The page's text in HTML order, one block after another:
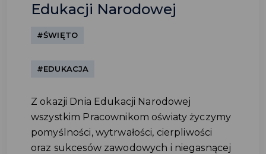
Edukacji Narodowej
#ŚWIĘTO
#EDUKACJA
Z okazji Dnia Edukacji Narodowej
wszystkim Pracownikom oświaty życzymy
pomyślności, wytrwałości, cierpliwości
oraz sukcesów zawodowych i niegasnącej